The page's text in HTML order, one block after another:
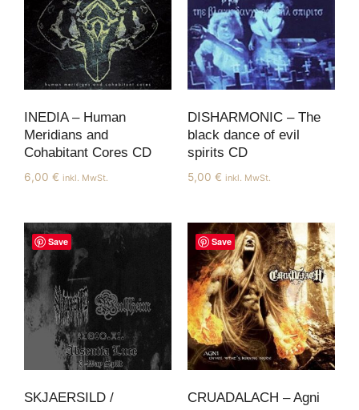
INEDIA – Human
Meridians and
Cohabitant Cores CD
6,00 € inkl. MwSt.
DISHARMONIC – The
black dance of evil
spirits CD
5,00 € inkl. MwSt.
Save
SKJAERSILD /
Save
CRUADALACH – Agni